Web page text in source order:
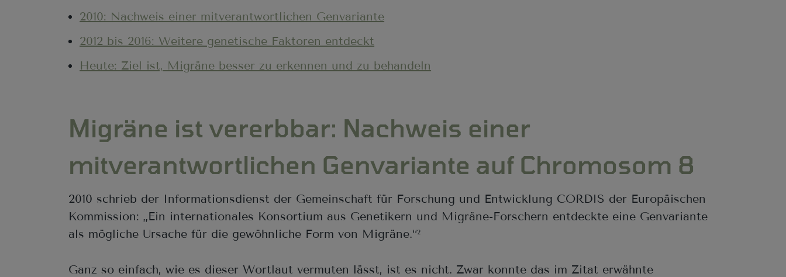
2010: Nachweis einer mitverantwortlichen Genvariante
2012 bis 2016: Weitere genetische Faktoren entdeckt
Heute: Ziel ist, Migräne besser zu erkennen und zu behandeln
Migräne ist vererbbar: Nachweis einer
mitverantwortlichen Genvariante auf Chromosom 8
2010 schrieb der Informationsdienst der Gemeinschaft für Forschung und Entwicklung CORDIS der Europäischen
Kommission: „Ein internationales Konsortium aus Genetikern und Migräne-Forschern entdeckte eine Genvariante
als mögliche Ursache für die gewöhnliche Form von Migräne.“2
Ganz so einfach, wie es dieser Wortlaut vermuten lässt, ist es nicht. Zwar konnte das im Zitat erwähnte